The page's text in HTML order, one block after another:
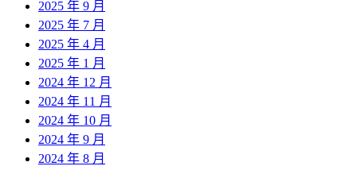
2025 年 9 月
2025 年 7 月
2025 年 4 月
2025 年 1 月
2024 年 12 月
2024 年 11 月
2024 年 10 月
2024 年 9 月
2024 年 8 月